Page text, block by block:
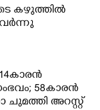
കഴുത്തിൽ
58കാരൻ
ചുമത്തി അറസ്റ്റ്